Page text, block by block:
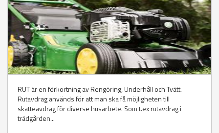
RUT är en förkortning av Rengöring, Underhåll och Tvätt.
Rutavdrag används för att man ska få möjligheten till
skatteavdrag för diverse husarbete. Som t.ex rutavdrag i
trädgården...